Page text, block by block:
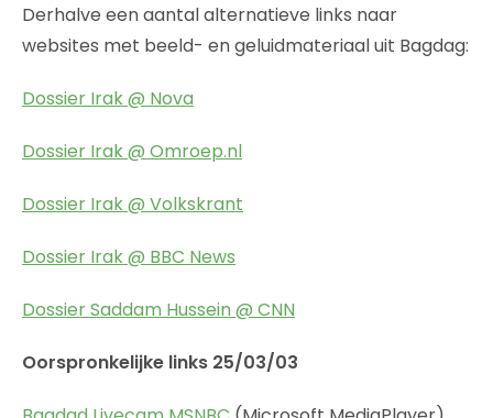
Derhalve een aantal alternatieve links naar
websites met beeld- en geluidmateriaal uit Bagdag:
Dossier Irak @ Nova
Dossier Irak @ Omroep.nl
Dossier Irak @ Volkskrant
Dossier Irak @ BBC News
Dossier Saddam Hussein @ CNN
Oorspronkelijke links 25/03/03